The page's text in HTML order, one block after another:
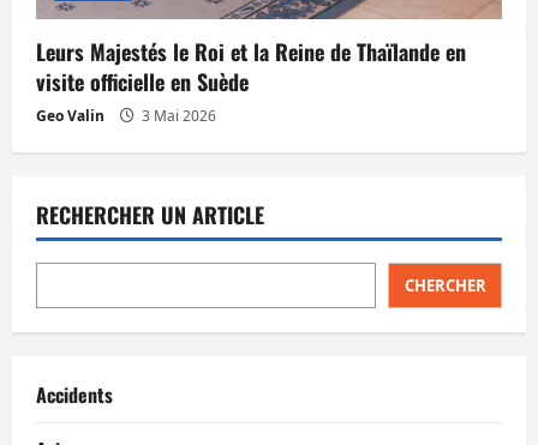
Leurs Majestés le Roi et la Reine de Thaïlande en
visite officielle en Suède
Geo Valin 3 Mai 2026
RECHERCHER UN ARTICLE
CHERCHER
Accidents